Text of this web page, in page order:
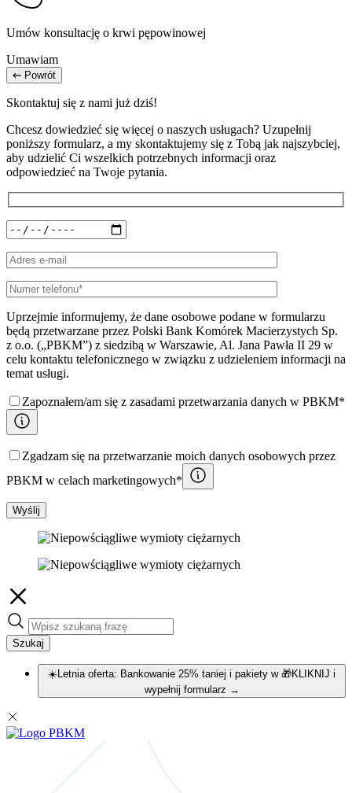
Umów konsultację o krwi pępowinowej
Umawiam
Powrót
Skontaktuj się z nami już dziś!
Chcesz dowiedzieć się więcej o naszych usługach? Uzupełnij
poniższy formularz, a my skontaktujemy się z Tobą jak najszybciej,
aby udzielić Ci wszelkich potrzebnych informacji oraz
odpowiedzieć na Twoje pytania.
Uprzejmie informujemy, że dane osobowe podane w formularzu
będą przetwarzane przez Polski Bank Komórek Macierzystych Sp.
z o.o. („PBKM”) z siedzibą w Warszawie, Al. Jana Pawła II 29 w
celu kontaktu telefonicznego w związku z udzieleniem informacji na
temat usługi.
Zapoznałem/am się z zasadami przetwarzania danych w PBKM*
Zgadzam się na przetwarzanie moich danych osobowych przez
PBKM w celach marketingowych*
Wyślij
Szukaj
☀️Letnia oferta: Bankowanie 25% taniej i pakiety w 🎁KLIKNIJ i
wypełnij formularz →